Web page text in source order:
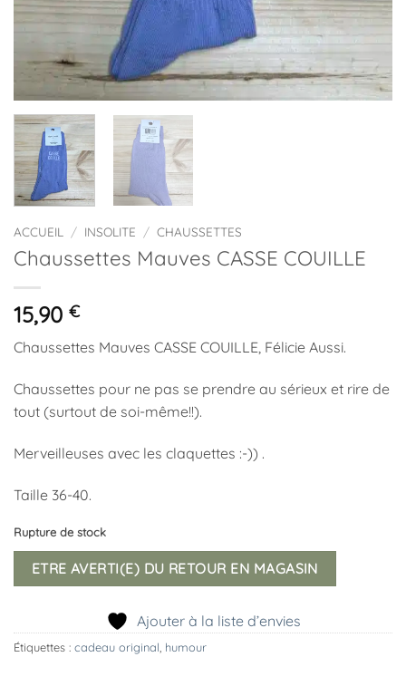
ACCUEIL / INSOLITE / CHAUSSETTES
Chaussettes Mauves CASSE COUILLE
15,90 €
Chaussettes Mauves CASSE COUILLE, Félicie Aussi.
Chaussettes pour ne pas se prendre au sérieux et rire de
tout (surtout de soi-même!!).
Merveilleuses avec les claquettes :-)) .
Taille 36-40.
Rupture de stock
ETRE AVERTI(E) DU RETOUR EN MAGASIN
Ajouter à la liste d’envies
Étiquettes : cadeau original humour